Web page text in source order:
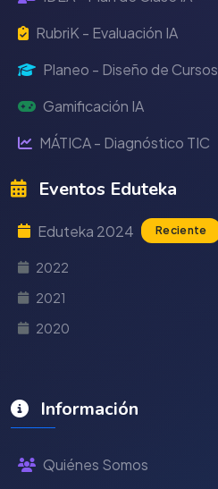
RubriK - Evaluación IA
Planeo - Diseño de Cursos
Gamificación IA
MÁTICA - Diagnóstico TIC
Eventos Eduteka
Eduteka 2024 Reciente
2022
2021
2020
Información
Quiénes Somos